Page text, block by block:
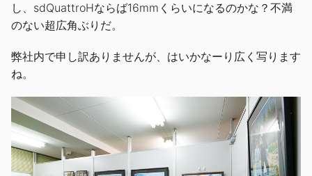
し、sdQuattroHならば16mmくらいになるのかな？不満
のない超広角ぶりだ。
弊社内で申し訳ありませんが、はいかなーり広く写ります
ね。